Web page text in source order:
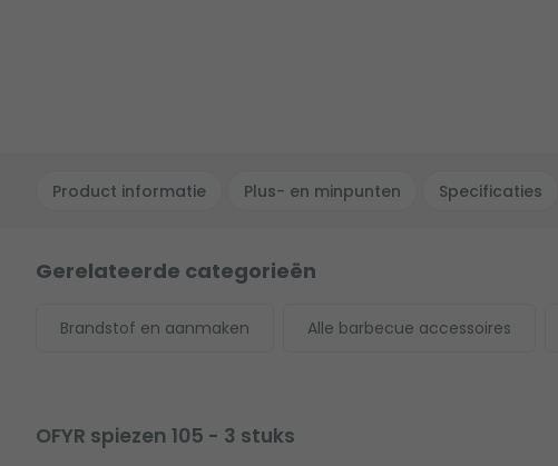
Product informatie Plus- en minpunten Specificaties
Gerelateerde categorieën
Brandstof en aanmaken Alle barbecue accessoires
OFYR spiezen 105 - 3 stuks